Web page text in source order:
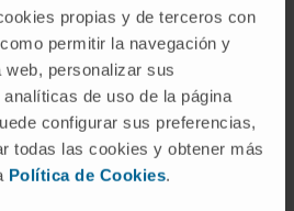
propias y de terceros con
permitir la navegación y
web, personalizar sus
de uso de la página
configurar sus preferencias,
todas las cookies y obtener más
Política de Cookies.